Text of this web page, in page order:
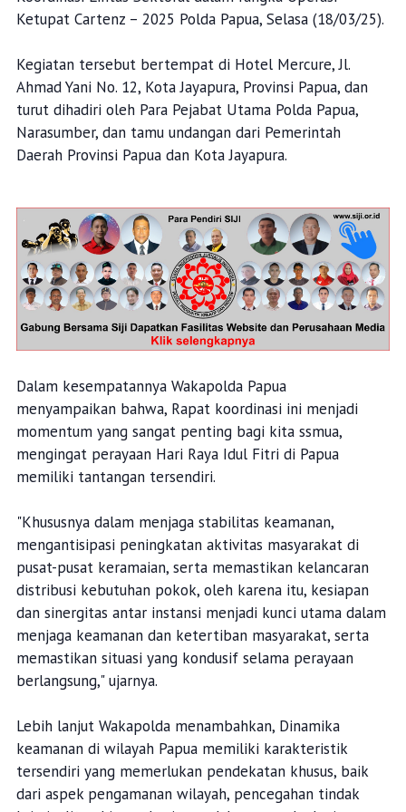
Ketupat Cartenz – 2025 Polda Papua, Selasa (18/03/25).
Kegiatan tersebut bertempat di Hotel Mercure, Jl.
Ahmad Yani No. 12, Kota Jayapura, Provinsi Papua, dan
turut dihadiri oleh Para Pejabat Utama Polda Papua,
Narasumber, dan tamu undangan dari Pemerintah
Daerah Provinsi Papua dan Kota Jayapura.
Dalam kesempatannya Wakapolda Papua
menyampaikan bahwa, Rapat koordinasi ini menjadi
momentum yang sangat penting bagi kita ssmua,
mengingat perayaan Hari Raya Idul Fitri di Papua
memiliki tantangan tersendiri.
"Khususnya dalam menjaga stabilitas keamanan,
mengantisipasi peningkatan aktivitas masyarakat di
pusat-pusat keramaian, serta memastikan kelancaran
distribusi kebutuhan pokok, oleh karena itu, kesiapan
dan sinergitas antar instansi menjadi kunci utama dalam
menjaga keamanan dan ketertiban masyarakat, serta
memastikan situasi yang kondusif selama perayaan
berlangsung," ujarnya.
Lebih lanjut Wakapolda menambahkan, Dinamika
keamanan di wilayah Papua memiliki karakteristik
tersendiri yang memerlukan pendekatan khusus, baik
dari aspek pengamanan wilayah, pencegahan tindak